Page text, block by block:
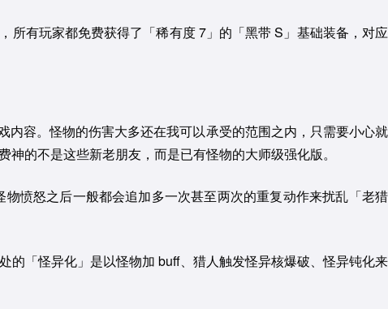
所有玩家都免费获得了「稀有度 7」的「黑带 S」基础装备，对应
容。怪物的伤害大多还在我可以承受的范围之内，只需要小心就
的不是这些新老朋友，而是已有怪物的大师级强化版。
愤怒之后一般都会追加多一次甚至两次的重复动作来扰乱「老猎
「怪异化」是以怪物加 buff、猎人触发怪异核爆破、怪异钝化来